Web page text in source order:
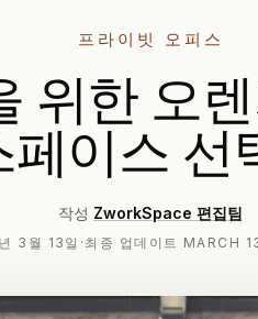
프라이빗 오피스
위한 오
페이스 선
작성 ZworkSpace 편집팀
3월 13일 · 최종 업데이트 MARCH